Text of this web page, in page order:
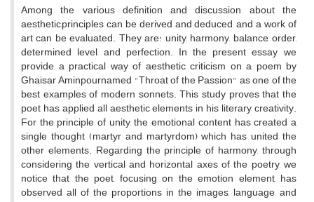
Among the various definition and discussion about the
aesthetic,principles can be derived and deduced, and a work of
art can be evaluated. They are: unity, harmony, balance, order,
determined level, and perfection. In the present essay, we
provide a practical way of aesthetic criticism on a poem by
Ghaisar Aminpournamed "Throat of the Passion" as one of the
best examples of modern sonnets. This study proves that the
poet has applied all aesthetic elements in his literary creativity.
For the principle of unity, the emotional content has created a
single thought (martyr and martyrdom) which has united the
other elements. Regarding the principle of harmony, through
considering the vertical and horizontal axes of the poetry, we
notice that the poet, focusing on the emotion element, has
observed all of the proportions in the images, language, and